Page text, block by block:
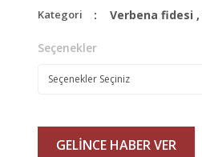
Kategori Verbena fidesi ,
Seçenekler
GELİNCE HABER VER